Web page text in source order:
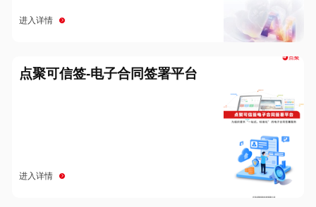
进入详情
点聚可信签-电子合同签署平台
进入详情